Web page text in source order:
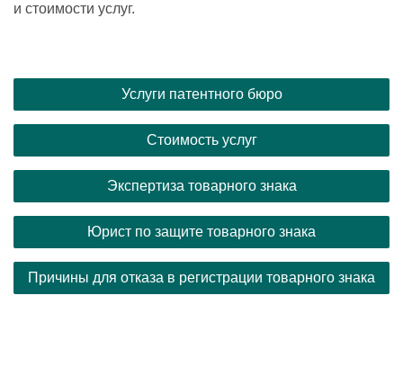
и стоимости услуг.
Услуги патентного бюро
Стоимость услуг
Экспертиза товарного знака
Юрист по защите товарного знака
Причины для отказа в регистрации товарного знака